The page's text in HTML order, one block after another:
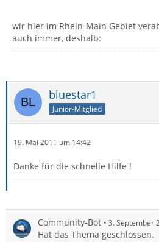
wir hier im Rhein-Main Gebiet
auch immer, deshalb:
bluestar1
Junior-Mitglied
19. Mai 2011 um 14:42
Danke für die schnelle Hilfe !
Community-Bot 3. September
Hat das Thema geschlossen.